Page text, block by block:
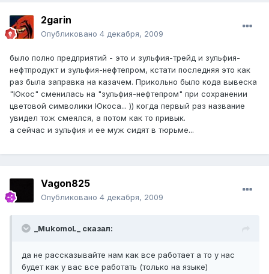
2garin
Опубликовано 4 декабря, 2009
было полно предприятий - это и зульфия-трейд и зульфия-
нефтпродукт и зульфия-нефтепром, кстати последняя это как
раз была заправка на казачем. Прикольно было кода вывеска
"Юкос" сменилась на "зульфия-нефтепром" при сохранении
цветовой символики Юкоса... )) когда первый раз название
увидел тож смеялся, а потом как то привык.
а сейчас и зульфия и ее муж сидят в тюрьме...
Vagon825
Опубликовано 4 декабря, 2009
_MukomoL_ сказал:
да не рассказывайте нам как все работает а то у нас
будет как у вас все работать (только на языке)